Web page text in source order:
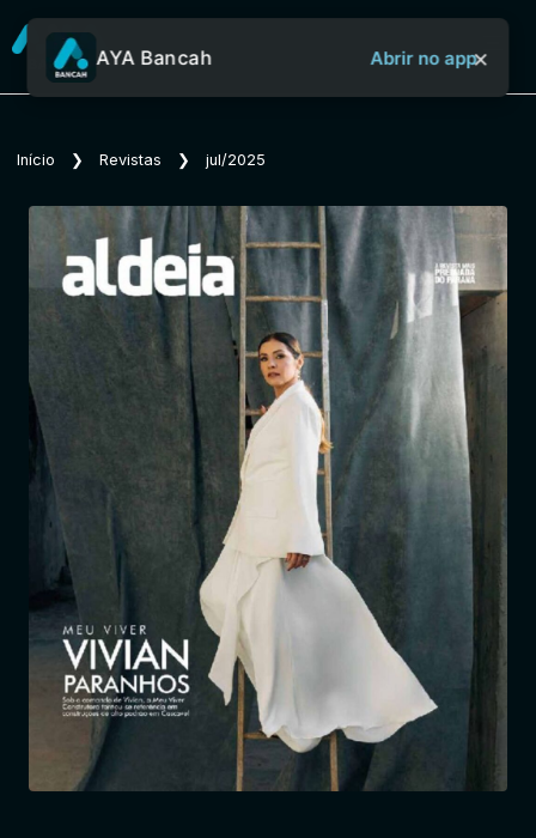
Sobre o Aya Bancah
Início
Revistas
Jornais
Notícias
Entrar
AYA Bancah Abrir no app×
Início ❯ Revistas ❯ jul/2025